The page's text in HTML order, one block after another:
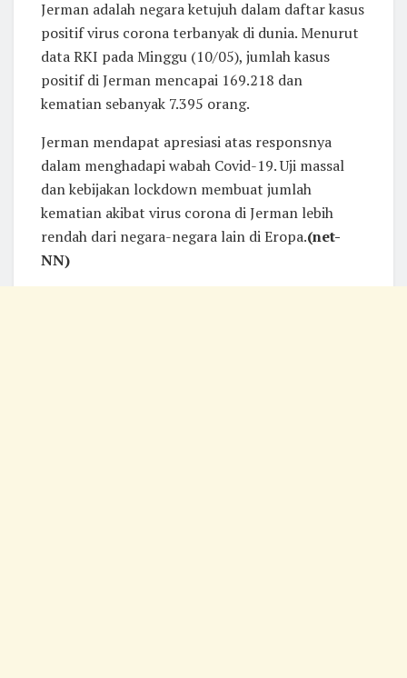
Jerman adalah negara ketujuh dalam daftar kasus
positif virus corona terbanyak di dunia. Menurut
data RKI pada Minggu (10/05), jumlah kasus
positif di Jerman mencapai 169.218 dan
kematian sebanyak 7.395 orang.
Jerman mendapat apresiasi atas responsnya
dalam menghadapi wabah Covid-19. Uji massal
dan kebijakan lockdown membuat jumlah
kematian akibat virus corona di Jerman lebih
rendah dari negara-negara lain di Eropa.(net-
NN)